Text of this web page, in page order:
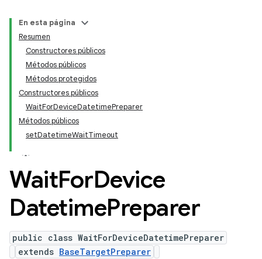
En esta página
Resumen
Constructores públicos
Métodos públicos
Métodos protegidos
Constructores públicos
WaitForDeviceDatetimePreparer
Métodos públicos
setDatetimeWaitTimeout
WaitForDevice
DatetimePreparer
public class WaitForDeviceDatetimePreparer
extends BaseTargetPreparer